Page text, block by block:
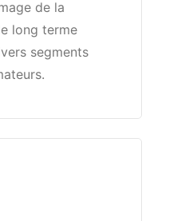
de la
long terme
segments